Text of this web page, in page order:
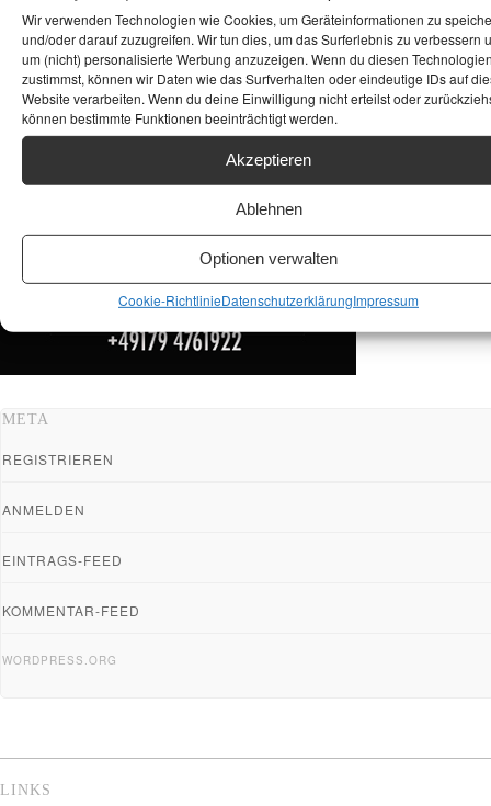
Wir verwenden Technologien wie Cookies, um Geräteinformationen zu
und/oder darauf zuzugreifen. Wir tun dies, um das Surferlebnis zu verbessern
um (nicht) personalisierte Werbung anzuzeigen. Wenn du diesen
zustimmst, können wir Daten wie das Surfverhalten oder eindeutige IDs auf
Website verarbeiten. Wenn du deine Einwilligung nicht erteilst oder
können bestimmte Funktionen beeinträchtigt werden.
Akzeptieren
Ablehnen
Optionen verwalten
Cookie-RichtlinieDatenschutzerklärungImpressum
META
REGISTRIEREN
ANMELDEN
EINTRAGS-FEED
KOMMENTAR-FEED
WORDPRESS.ORG
LINKS